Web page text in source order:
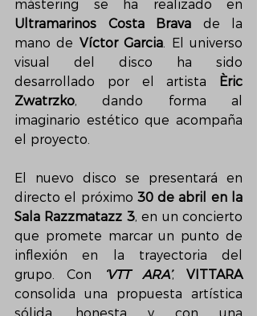
Ultramarinos Costa Brava de la
mano de Víctor Garcia. El universo
visual del disco ha sido
desarrollado por el artista
Èric
Zwatrzko, dando forma al
imaginario estético que acompaña
el proyecto.
El nuevo disco se presentará en
directo el próximo 30 de abril en la
Sala Razzmatazz 3, en un concierto
que promete marcar un punto de
inflexión en la trayectoria del
grupo. Con
‘VTT ARA’,
VITTARA
consolida una propuesta artística